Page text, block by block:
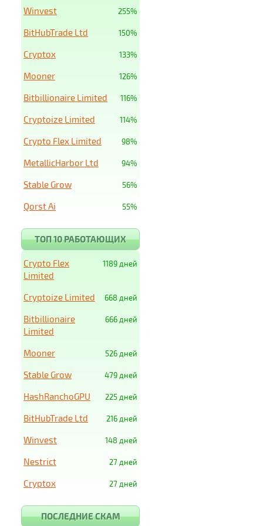
255%
Winvest
150%
BitHubTrade Ltd
133%
Cryptox
126%
Mooner
116%
Bitbillionaire Limited
114%
Cryptoize Limited
98%
Crypto Flex Limited
94%
MetallicHarbor Ltd
56%
Stable Grow
55%
Qorst Ai
ТОП 10 РАБОТАЮЩИХ
1189 дней
Crypto Flex
Limited
668 дней
Cryptoize Limited
666 дней
Bitbillionaire
Limited
526 дней
Mooner
479 дней
Stable Grow
225 дней
HashRanchoGPU
216 дней
BitHubTrade Ltd
148 дней
Winvest
27 дней
Nestrict
27 дней
Cryptox
ПОСЛЕДНИЕ СКАМ